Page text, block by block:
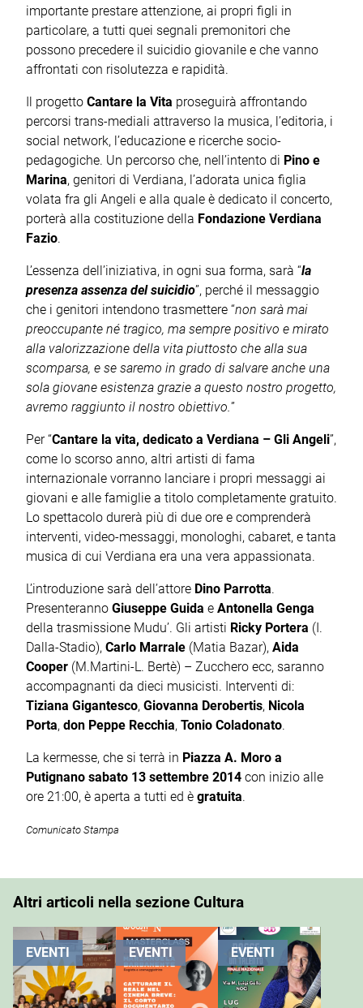
importante prestare attenzione, ai propri figli in
particolare, a tutti quei segnali premonitori che
possono precedere il suicidio giovanile e che vanno
affrontati con risolutezza e rapidità.
Il progetto Cantare la Vita proseguirà affrontando
percorsi trans-mediali attraverso la musica, l’editoria, i
social network, l’educazione e ricerche socio-
pedagogiche. Un percorso che, nell’intento di Pino e
Marina, genitori di Verdiana, l’adorata unica figlia
volata fra gli Angeli e alla quale è dedicato il concerto,
porterà alla costituzione della Fondazione Verdiana
Fazio.
L’essenza dell’iniziativa, in ogni sua forma, sarà “la
presenza assenza del suicidio”, perché il messaggio
che i genitori intendono trasmettere “non sarà mai
preoccupante né tragico, ma sempre positivo e mirato
alla valorizzazione della vita piuttosto che alla sua
scomparsa, e se saremo in grado di salvare anche una
sola giovane esistenza grazie a questo nostro progetto,
avremo raggiunto il nostro obiettivo.”
Per “Cantare la vita, dedicato a Verdiana – Gli Angeli”,
come lo scorso anno, altri artisti di fama
internazionale vorranno lanciare i propri messaggi ai
giovani e alle famiglie a titolo completamente gratuito.
Lo spettacolo durerà più di due ore e comprenderà
interventi, video-messaggi, monologhi, cabaret, e tanta
musica di cui Verdiana era una vera appassionata.
L’introduzione sarà dell’attore Dino Parrotta.
Presenteranno Giuseppe Guida e Antonella Genga
della trasmissione Mudu’. Gli artisti Ricky Portera (I.
Dalla-Stadio), Carlo Marrale (Matia Bazar), Aida
Cooper (M.Martini-L. Bertè) – Zucchero ecc, saranno
accompagnanti da dieci musicisti. Interventi di:
Tiziana Gigantesco, Giovanna Derobertis, Nicola
Porta, don Peppe Recchia, Tonio Coladonato.
La kermesse, che si terrà in Piazza A. Moro a
Putignano sabato 13 settembre 2014 con inizio alle
ore 21:00, è aperta a tutti ed è gratuita.
Comunicato Stampa
Altri articoli nella sezione Cultura
EVENTI EVENTI EVENTI